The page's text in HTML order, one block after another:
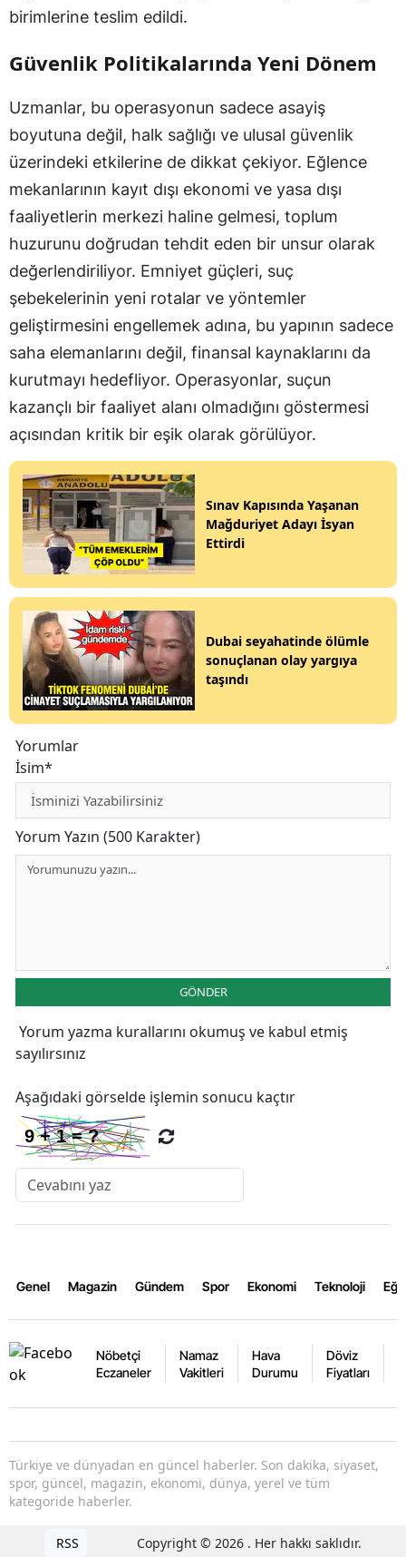
birimlerine teslim edildi.
Güvenlik Politikalarında Yeni Dönem
Uzmanlar, bu operasyonun sadece asayiş
boyutuna değil, halk sağlığı ve ulusal güvenlik
üzerindeki etkilerine de dikkat çekiyor. Eğlence
mekanlarının kayıt dışı ekonomi ve yasa dışı
faaliyetlerin merkezi haline gelmesi, toplum
huzurunu doğrudan tehdit eden bir unsur olarak
değerlendiriliyor. Emniyet güçleri, suç
şebekelerinin yeni rotalar ve yöntemler
geliştirmesini engellemek adına, bu yapının sadece
saha elemanlarını değil, finansal kaynaklarını da
kurutmayı hedefliyor. Operasyonlar, suçun
kazançlı bir faaliyet alanı olmadığını göstermesi
açısından kritik bir eşik olarak görülüyor.
Sınav Kapısında Yaşanan
Mağduriyet Adayı İsyan
Ettirdi
Dubai seyahatinde ölümle
sonuçlanan olay yargıya
taşındı
Yorumlar
İsim*
Yorum Yazın (500 Karakter)
GÖNDER
Yorum yazma kurallarını okumuş ve kabul etmiş
sayılırsınız
Aşağıdaki görselde işlemin sonucu kaçtır
Genel Magazin Gündem Spor Ekonomi Teknoloji
Nöbetçi
Eczaneler
Namaz
Vakitleri
Hava
Durumu
Döviz
Fiyatları
Türkiye ve dünyadan en güncel haberler. Son dakika, siyaset,
spor, güncel, magazin, ekonomi, dünya, yerel ve tüm
kategoride haberler.
RSS Copyright © 2026 . Her hakkı saklıdır.